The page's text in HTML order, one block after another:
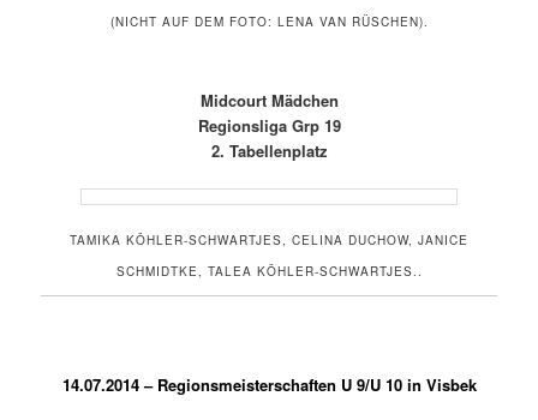
(NICHT AUF DEM FOTO: LENA VAN RÜSCHEN).
Midcourt Mädchen
Regionsliga Grp 19
2. Tabellenplatz
TAMIKA KÖHLER-SCHWARTJES, CELINA DUCHOW, JANICE
SCHMIDTKE, TALEA KÖHLER-SCHWARTJES..
14.07.2014 – Regionsmeisterschaften U 9/U 10 in Visbek